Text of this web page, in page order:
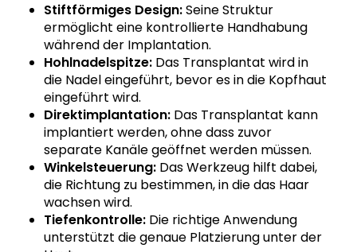
Stiftförmiges Design:Seine Struktur
ermöglicht eine kontrollierte Handhabung
während der Implantation.
Hohlnadelspitze: Das Transplantat wird in
die Nadel eingeführt, bevor es in die Kopfhaut
eingeführt wird.
Direktimplantation: Das Transplantat kann
implantiert werden, ohne dass zuvor
separate Kanäle geöffnet werden müssen.
Winkelsteuerung: Das Werkzeug hilft dabei,
die Richtung zu bestimmen, in die das Haar
wachsen wird.
Tiefenkontrolle: Die richtige Anwendung
unterstützt die genaue Platzierung unter der